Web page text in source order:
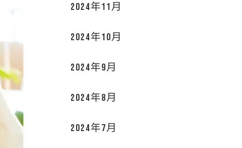
2024年11月
2024年10月
2024年9月
2024年8月
2024年7月